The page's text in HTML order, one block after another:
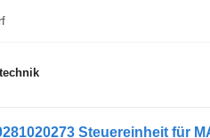
Steuereinheit für